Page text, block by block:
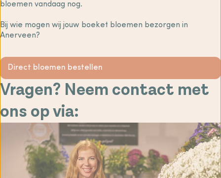
bloemen vandaag nog.
Bij wie mogen wij jouw boeket bloemen bezorgen in
Anerveen?
Direct bloemen bestellen
Vragen? Neem contact met
ons op via: